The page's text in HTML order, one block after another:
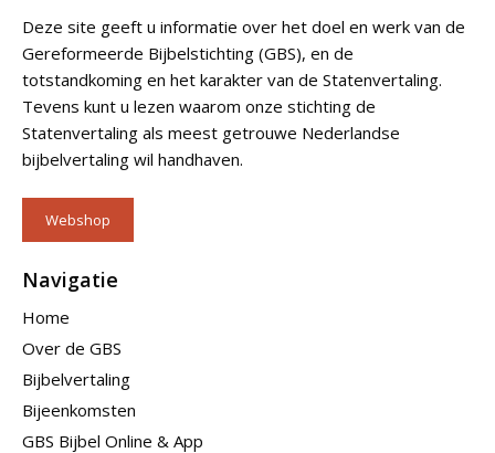
Deze site geeft u informatie over het doel en werk van de
Gereformeerde Bijbelstichting (GBS), en de
totstandkoming en het karakter van de Statenvertaling.
Tevens kunt u lezen waarom onze stichting de
Statenvertaling als meest getrouwe Nederlandse
bijbelvertaling wil handhaven.
Webshop
Navigatie
Home
Over de GBS
Bijbelvertaling
Bijeenkomsten
GBS Bijbel Online & App